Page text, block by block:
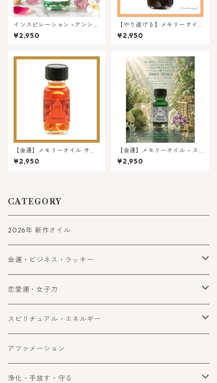
インスピレーション -アンシエ
ントメモリーオイル 人生よ
り高めるシリーズ
¥2,950
【やり遂げる】メモリーオイ
ル - フォーカス （集中力）
¥2,950
【金運】メモリーオイル サク
セス ( 成功 ) ★ロングセラー
大人気オイル
¥2,950
【金運】メモリーオイル - ス
マートマネー(お金を賢く)
¥2,950
CATEGORY
2026年 新作オイル
金運・ビジネス・ラッキー
金運
ビジネス
ラッキー・望みを叶える
成功
恋愛運・女子力
恋愛運
女子力アップ
スピリチュアル・エネルギー
スピリチュアル
エネルギー
アファメーション
浄化・手放す・守る